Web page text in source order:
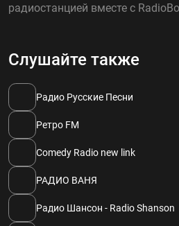
радиостанцией вместе с
Слушайте также
Радио Русские Песни
Ретро FM
Comedy Radio new link
РАДИО ВАНЯ
Радио Шансон - Radio Shanson